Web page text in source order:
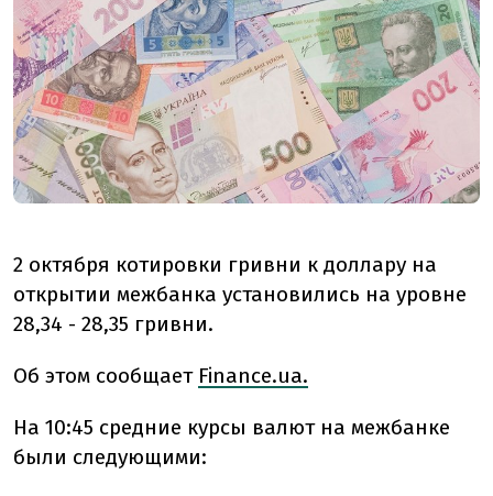
2 октября котировки гривни к доллару на
открытии межбанка установились на уровне
28,34 - 28,35 гривни.
Об этом сообщает Finance.ua.
На 10:45 средние курсы валют на межбанке
были следующими: